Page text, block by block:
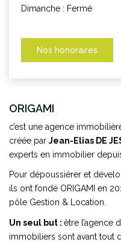
Dimanche : Fermé
Nos honoraires
ORIGAMI
c’est une agence
créée par Jean-Elias DE
experts en immobilier
Pour dépoussiérer et
ils ont fondé ORIGAMI en
pôle Gestion & Location.
Un seul but : être l’agence
immobiliers sont avant tout